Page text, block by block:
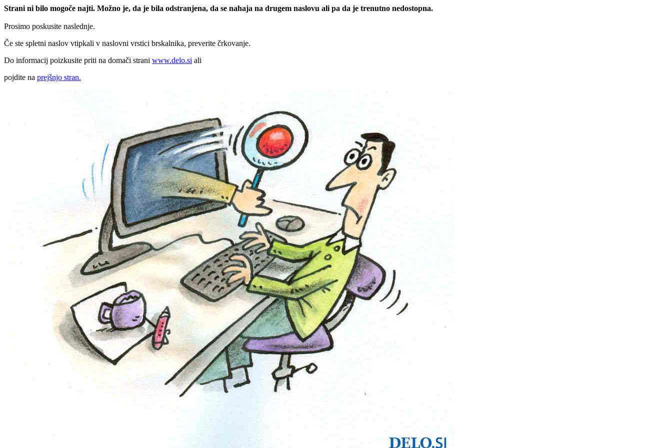
Strani ni bilo mogoče najti. Možno je, da je bila odstranjena, da se nahaja na drugem naslovu ali pa da je trenutno nedostopna.
Prosimo poskusite naslednje.
Če ste spletni naslov vtipkali v naslovni vrstici brskalnika, preverite črkovanje.
Do informacij poizkusite priti na domači strani www.delo.si ali
pojdite na prejšnjo stran.